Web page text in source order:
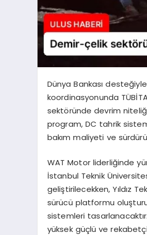
Dünya Bankası
koordinasyonunda
sektöründe devrim
program, DC tahrik
bakım maliyeti ve
WAT Motor liderliğinde
İstanbul Teknik
geliştirilecekken, Yıldız
sürücü platformu
sistemleri
yüksek güçlü ve